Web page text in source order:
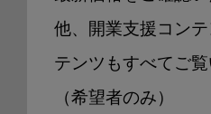
他、開業支援コン
テンツもすべてご覧
（希望者のみ）